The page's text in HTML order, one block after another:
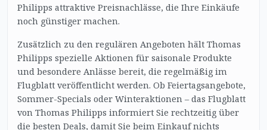
Philipps attraktive Preisnachlässe, die Ihre Einkäufe
noch günstiger machen.
Zusätzlich zu den regulären Angeboten hält Thomas
Philipps spezielle Aktionen für saisonale Produkte
und besondere Anlässe bereit, die regelmäßig im
Flugblatt veröffentlicht werden. Ob Feiertagsangebote,
Sommer-Specials oder Winteraktionen – das Flugblatt
von Thomas Philipps informiert Sie rechtzeitig über
die besten Deals, damit Sie beim Einkauf nichts